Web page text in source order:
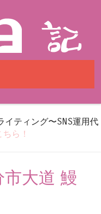
ティング〜SNS運用代
ちら！
市大道 鰻